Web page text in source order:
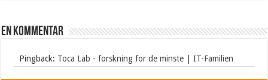
En kommentar
Pingback: Toca Lab - forskning for de minste | IT-Familien